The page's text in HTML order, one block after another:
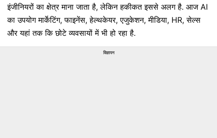
इंजीनियरों का क्षेत्र माना जाता है, लेकिन हकीकत इससे अलग है. आज AI
का उपयोग मार्केटिंग, फाइनेंस, हेल्थकेयर, एजुकेशन, मीडिया, HR, सेल्स
और यहां तक कि छोटे व्यवसायों में भी हो रहा है.
विज्ञापन